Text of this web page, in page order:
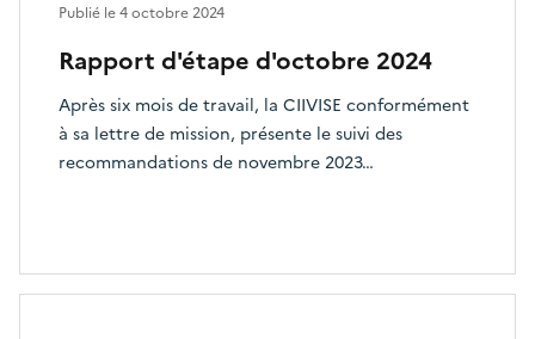
Rapport d'étape d'octobre 2024
Après six mois de travail, la CIIVISE conformément
à sa lettre de mission, présente le suivi des
recommandations de novembre 2023…
Publié le4 octobre 2024